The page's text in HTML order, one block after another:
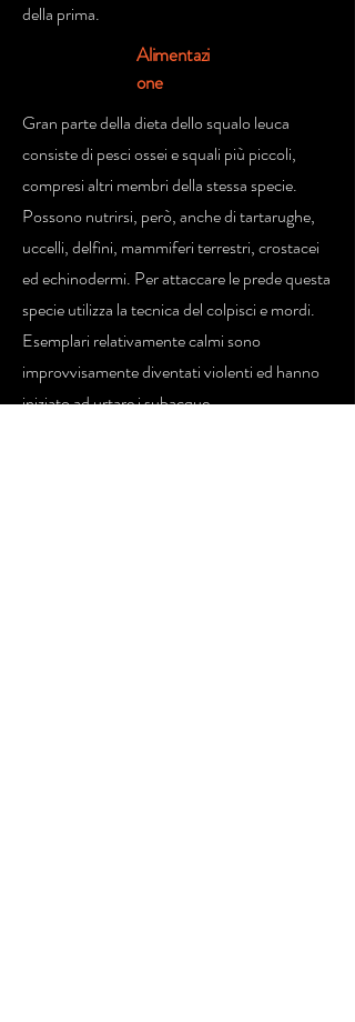
della prima.
Alimentazi
one
Gran parte della dieta dello squalo leuca
consiste di pesci ossei e squali più piccoli,
compresi altri membri della stessa specie.
Possono nutrirsi, però, anche di tartarughe,
uccelli, delfini, mammiferi terrestri, crostacei
ed echinodermi. Per attaccare le prede questa
specie utilizza la tecnica del colpisci e mordi.
Esemplari relativamente calmi sono
improvvisamente diventati violenti ed hanno
iniziato ad urtare i subacque